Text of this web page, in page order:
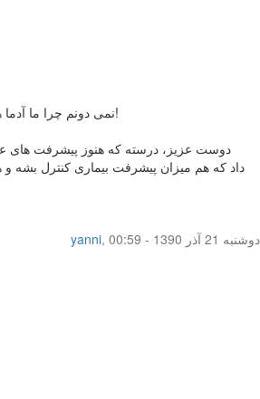
نمی دونم چرا ما آدما همیشه عادت داریم واسه چیزی غصه بخوریم که اصلا اتفاق نیفتاده! اما اونقدر نگران اتفاق افتادنش می شیم که زندگی مارو مختل می کنه. اونم واسه چیزی که اصلا وجود نداره!
دوست عزیز، درسته که هنوز پیشرفت های
داد که هم میزان پیشرفت بیماری کنترل بشه
yanni,
دوشنبه 21 آذر 1390 - 00:59